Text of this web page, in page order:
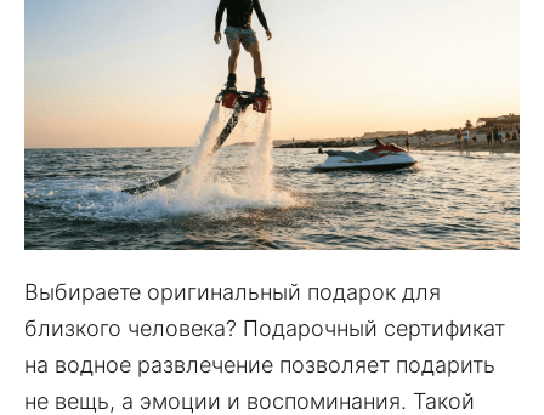
Выбираете оригинальный подарок для
близкого человека? Подарочный сертификат
на водное развлечение позволяет подарить
не вещь, а эмоции и воспоминания. Такой